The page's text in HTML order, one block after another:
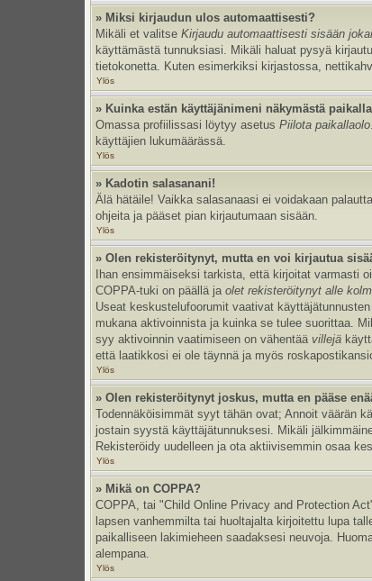
» Miksi kirjaudun ulos automaattisesti?
Mikäli et valitseKirjaudu automaattisesti sisään
käyttämästä tunnuksiasi. Mikäli haluat pysyä
tietokonetta. Kuten esimerkiksi kirjastossa,
Ylös
» Kuinka estän käyttäjänimeni näkymästä
Omassa profiilissasi löytyy asetusPiilota paikallaolo
käyttäjien lukumäärässä.
Ylös
» Kadotin salasanani!
Älä hätäile! Vaikka salasanaasi ei voidakaan
ohjeita ja pääset pian kirjautumaan sisään.
Ylös
» Olen rekisteröitynyt, mutta en voi kirjautua
Ihan ensimmäiseksi tarkista, että kirjoitat varmasti
COPPA-tuki on päällä jaolet rekisteröitynyt alle
Useat keskustelufoorumit vaativat
mukana aktivoinnista ja kuinka se tulee suorittaa.
syy aktivoinnin vaatimiseen on vähentäävillejä
että laatikkosi ei ole täynnä ja myös
Ylös
» Olen rekisteröitynyt joskus, mutta en pääse
Todennäköisimmät syyt tähän ovat; Annoit väärän
jostain syystä käyttäjätunnuksesi. Mikäli
Rekisteröidy uudelleen ja ota aktiivisemmin osaa
Ylös
» Mikä on COPPA?
COPPA, tai "Child Online Privacy and Protection
lapsen vanhemmilta tai huoltajalta kirjoitettu lupa
paikalliseen lakimieheen saadaksesi neuvoja.
alempana.
Ylös